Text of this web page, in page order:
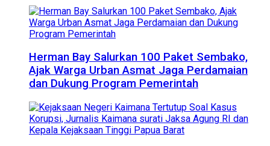
Herman Bay Salurkan 100 Paket Sembako,
Ajak Warga Urban Asmat Jaga Perdamaian
dan Dukung Program Pemerintah